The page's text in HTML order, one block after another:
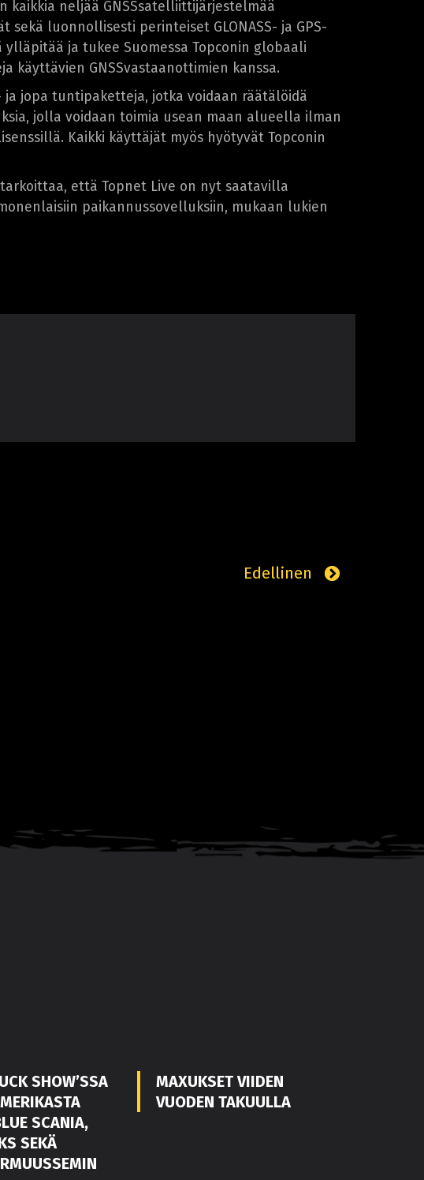
neljää GNSSsatelliittijärjestelmää
luonnollisesti perinteiset GLONASS- ja GPS-
ja tukee Suomessa Topconin globaali
käyttävien GNSSvastaanottimien kanssa.
jopa tuntipaketteja, jotka voidaan räätälöidä
jolla voidaan toimia usean maan alueella ilman
Kaikki käyttäjät myös hyötyvät Topconin
että Topnet Live on nyt saatavilla
paikannussovelluksiin, mukaan lukien
Edellinen
SHOW’SSA
SCANIA,
SEKÄ
MAXUKSET VIIDEN
VUODEN TAKUULLA